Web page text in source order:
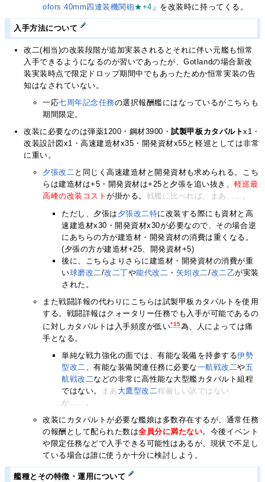
ofors 40mm四連装機関砲★+4 」を改装時に持ってくる。
入手方法について
改二(相当)の改装段階が追加実装されるとそれに伴い元艦も恒常
入手できるようになるのが習いであったが、Gotlandの場合新改
装実装時点で限定ドロップ期間中でもあったためか恒常実装の告
知はなされていない。
一応七周年記念任務の選択報酬艦にはなっているがこちらも
期間限定。
改装に必要なのは弾薬1200・鋼材3900・試製甲板カタパルトx1・
改装設計図x1・高速建造材x35・開発資材x55と軽巡としては非常
に重い。
夕張改二と同じく高速建造材と開発資材も求められる。こち
らは建造材は+5・開発資材は+25と夕張を追い抜き、 軽巡最
高峰の改装コストが掛かる。 戦艦に比べれば、まあ……。
ただし、夕張は 夕張改二特に改装する際にも資材と高
速建造材x30・開発資材x30が必要なので、その場合逆
にあちらの方が建造材・開発資材の消費は重くなる。
(夕張の方が建造材+25、開発資材+5)
後に、こちらよりさらに建造材・開発資材の消費が重
い球磨改二 /改二丁や能代改二 ・ 矢矧改二 /改二乙が実装
された。
また戦闘詳報の代わりにこちらは試製甲板カタパルトを使用
する。戦闘詳報はクォータリー任務でも入手が可能であるの
に対しカタパルトは入手頻度が低い*15為、人によっては痛
手となる。
単純な戦力強化の面では、有能な装備を持参する伊勢
型改二、有能な装備関連任務に必要な一航戦改二や五
航戦改二などの非常に高性能な大型艦カタパルト組程
ではない。
まあ 大鷹型改二程厳しい訳ではない
が……。
改装にカタパルトが必要な艦娘は多数存在するが、通常任務
の報酬として配られた数は全員分に満たない。今後イベント
や限定任務などで入手できる可能性はあるが、現状で不足し
ている場合は誰に使うか十分に検討しよう。
艦種とその特徴・運用について